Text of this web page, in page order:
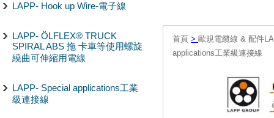
LAPP- Hook up Wire-電子線
LAPP- ÖLFLEX® TRUCK
SPIRAL ABS 拖 卡車等使用螺旋
繞曲可伸縮用電線
LAPP- Special applications工業
級連接線
首頁 > 歐規電纜線 & 配件
applications工業級連接線